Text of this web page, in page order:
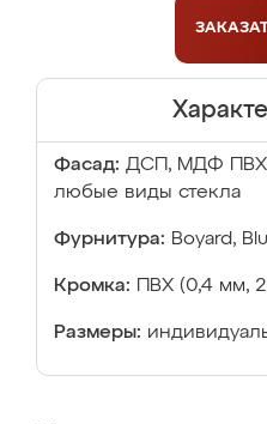
Фасад: ДСП, МДФ ПВХ,
любые виды стекла
Фурнитура: Boyard,
Кромка: ПВХ (0,4 мм,
Размеры: